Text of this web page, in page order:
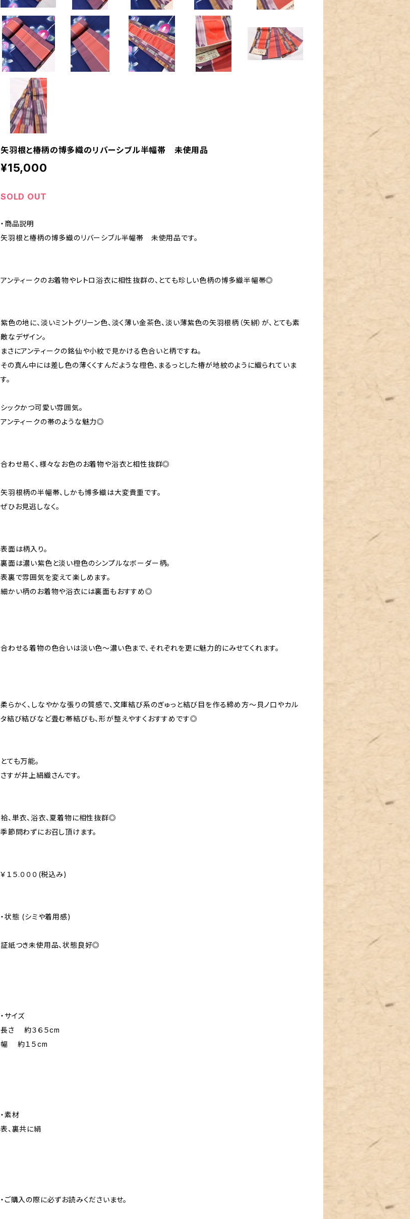
矢羽根と椿柄の博多織のリバーシブル半幅帯 未使用品
¥15,000
SOLD OUT
・商品説明
矢羽根と椿柄の博多織のリバーシブル半幅帯 未使用品です。
アンティークのお着物やレトロ浴衣に相性抜群の、とても珍しい色柄の博多織半幅帯◎
紫色の地に、淡いミントグリーン色、淡く薄い金茶色、淡い薄紫色の矢羽根柄（矢絣）が、とても素
敵なデザイン。
まさにアンティークの銘仙や小紋で見かける色合いと柄ですね。
その真ん中には差し色の薄くくすんだような橙色、まるっとした椿が地紋のように織られていま
す。
シックかつ可愛い雰囲気。
アンティークの帯のような魅力◎
合わせ易く、様々なお色のお着物や浴衣と相性抜群◎
矢羽根柄の半幅帯、しかも博多織は大変貴重です。
ぜひお見逃しなく。
表面は柄入り。
裏面は濃い紫色と淡い橙色のシンプルなボーダー柄。
表裏で雰囲気を変えて楽しめます。
細かい柄のお着物や浴衣には裏面もおすすめ◎
合わせる着物の色合いは淡い色〜濃い色まで、それぞれを更に魅力的にみせてくれます。
柔らかく、しなやかな張りの質感で、文庫結び系のぎゅっと結び目を作る締め方〜貝ノ口やカル
タ結び結びなど畳む帯結びも、形が整えやすくおすすめです◎
とても万能。
さすが井上絹織さんです。
袷、単衣、浴衣、夏着物に相性抜群◎
季節問わずにお召し頂けます。
￥１５.０００(税込み)
・状態 (シミや着用感)
証紙つき未使用品、状態良好◎
・サイズ
長さ 約３６５cm
幅 約１５cm
・素材
表、裏共に絹
・ご購入の際に必ずお読みくださいませ。